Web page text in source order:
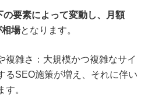
会社概要資料をダウ
ポリシー
の要素によって変動し、月額
場となります。
複雑さ：大規模かつ複雑なサイ
るSEO施策が増え、それに伴い
す。